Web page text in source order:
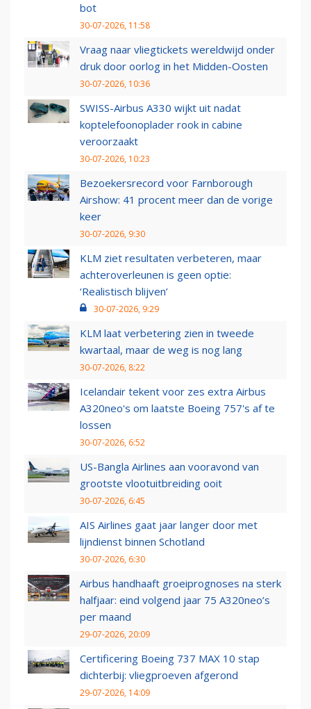
bot
30-07-2026, 11:58
Vraag naar vliegtickets wereldwijd onder
druk door oorlog in het Midden-Oosten
30-07-2026, 10:36
SWISS-Airbus A330 wijkt uit nadat
koptelefoonoplader rook in cabine
veroorzaakt
30-07-2026, 10:23
Bezoekersrecord voor Farnborough
Airshow: 41 procent meer dan de vorige
keer
30-07-2026, 9:30
KLM ziet resultaten verbeteren, maar
achteroverleunen is geen optie:
‘Realistisch blijven’
30-07-2026, 9:29
KLM laat verbetering zien in tweede
kwartaal, maar de weg is nog lang
30-07-2026, 8:22
Icelandair tekent voor zes extra Airbus
A320neo's om laatste Boeing 757's af te
lossen
30-07-2026, 6:52
US-Bangla Airlines aan vooravond van
grootste vlootuitbreiding ooit
30-07-2026, 6:45
AIS Airlines gaat jaar langer door met
lijndienst binnen Schotland
30-07-2026, 6:30
Airbus handhaaft groeiprognoses na sterk
halfjaar: eind volgend jaar 75 A320neo’s
per maand
29-07-2026, 20:09
Certificering Boeing 737 MAX 10 stap
dichterbij: vliegproeven afgerond
29-07-2026, 14:09